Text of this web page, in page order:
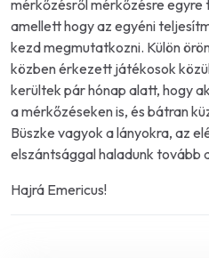
mérkőzésről mérkőzésre
amellett hogy az egyéni
kezd megmutatkozni. Külön
közben érkezett játékosok
kerültek pár hónap alatt, hogy
a mérkőzéseken is, és bátran
Büszke vagyok a lányokra, az
elszántsággal haladunk tovább
Hajrá Emericus!